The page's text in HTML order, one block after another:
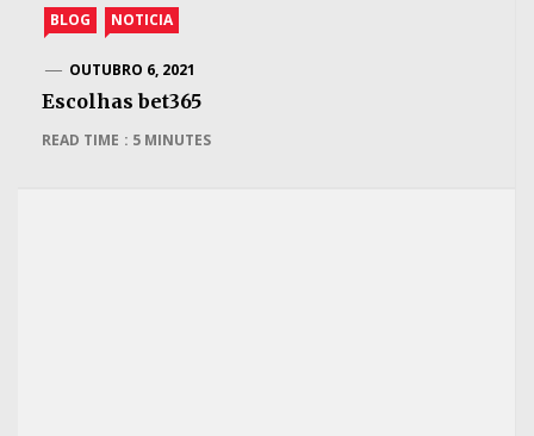
BLOG NOTICIA
OUTUBRO 6, 2021
Escolhas bet365
READ TIME : 5 MINUTES